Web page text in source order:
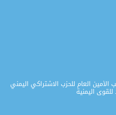
العام للحزب الاشتراكي اليمني
اليمنية